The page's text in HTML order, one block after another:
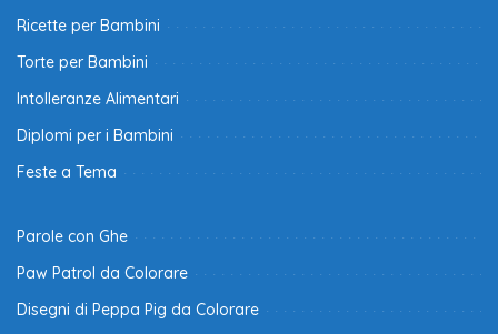
Ricette per Bambini
Torte per Bambini
Intolleranze Alimentari
Diplomi per i Bambini
Feste a Tema
Parole con Ghe
Paw Patrol da Colorare
Disegni di Peppa Pig da Colorare